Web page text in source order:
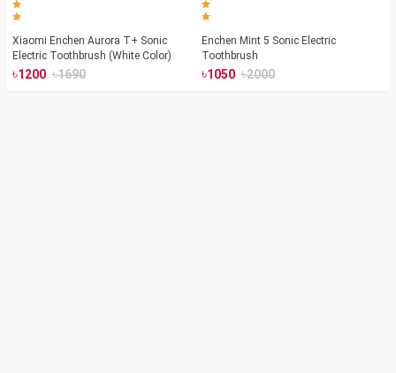
Xiaomi Enchen Aurora T+ Sonic
Electric Toothbrush (White Color)
৳1200 ৳1690
Enchen Mint 5 Sonic Electric
Toothbrush
৳1050 ৳2000